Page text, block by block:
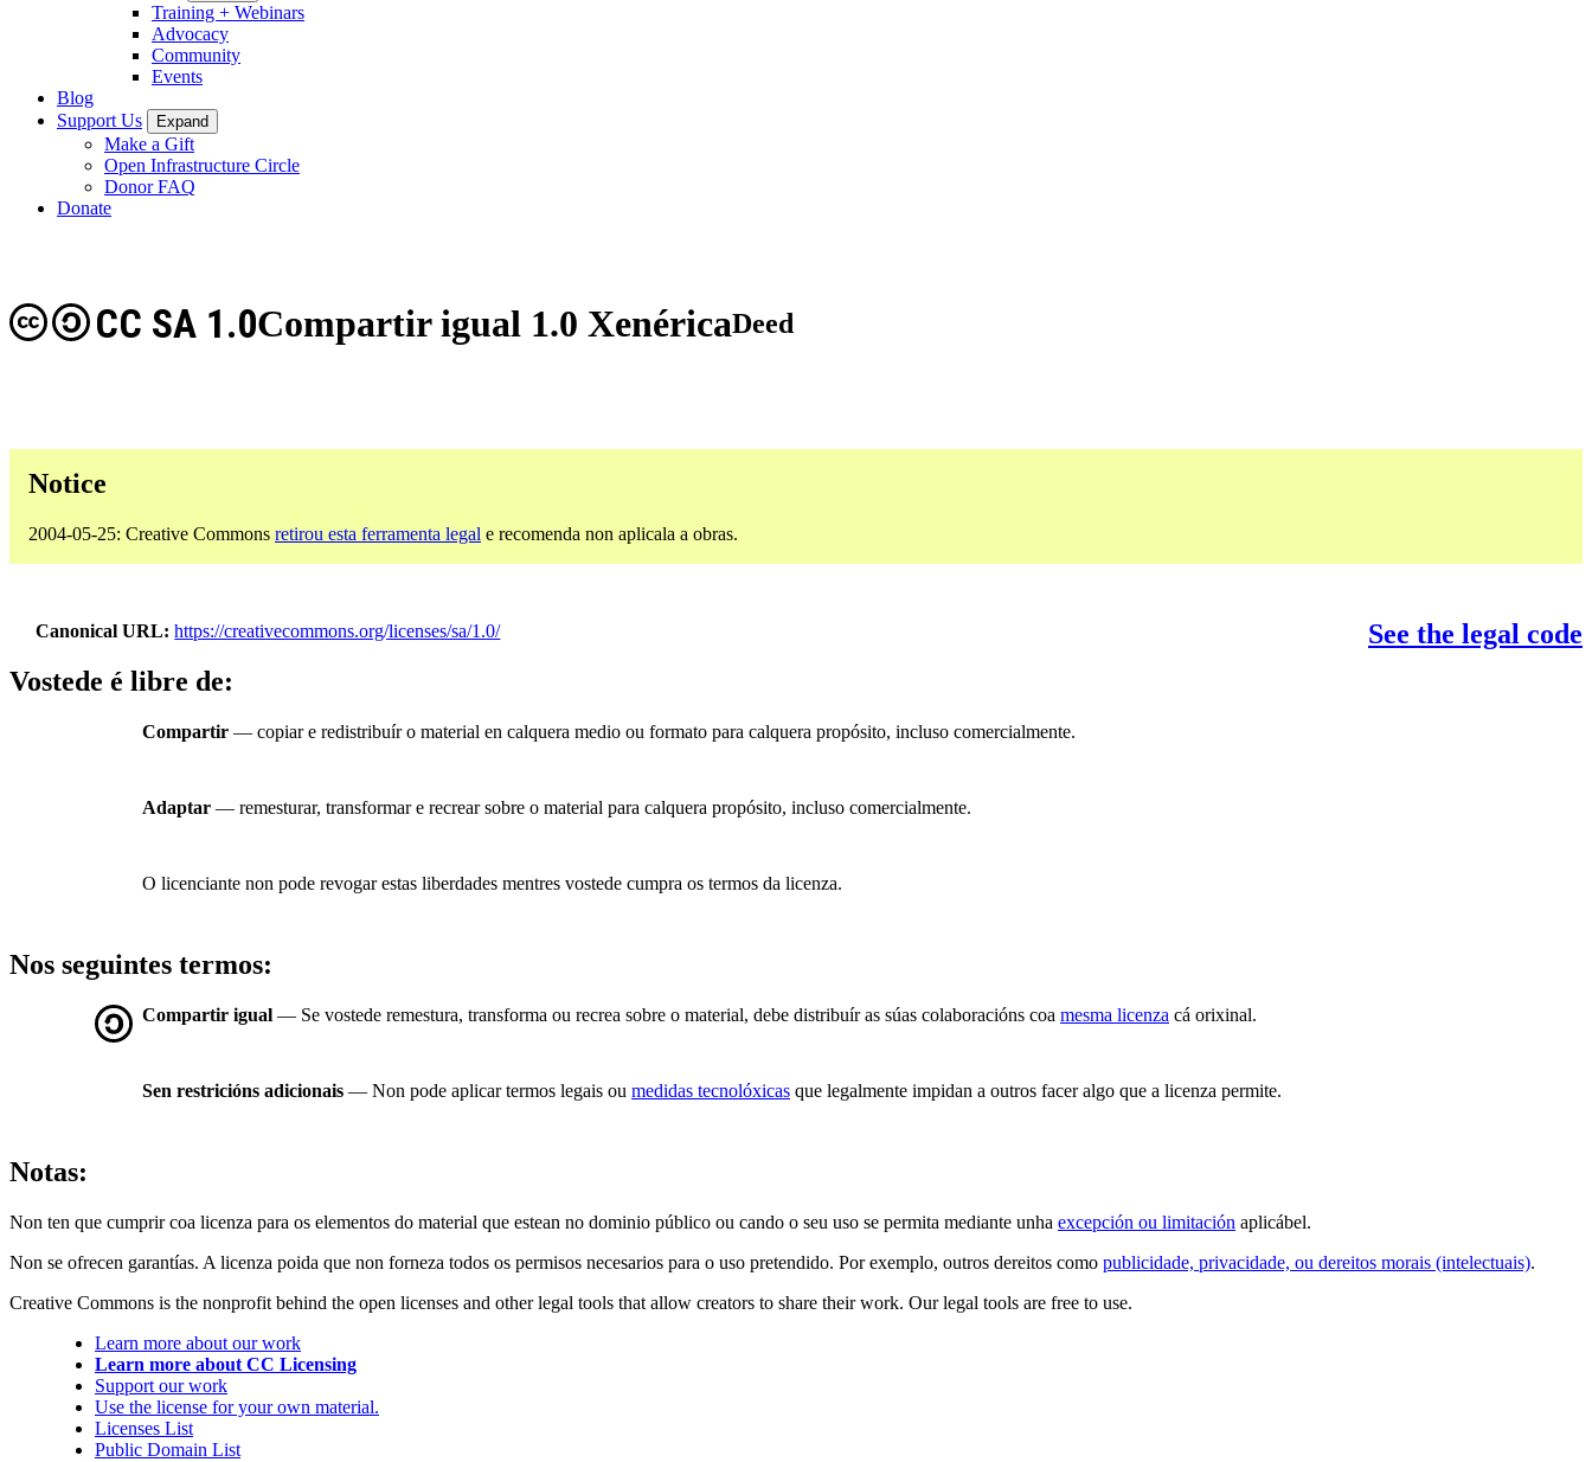
Training + Webinars
Advocacy
Community
Events
Blog
Support Us
Expand
Make a Gift
Open Infrastructure Circle
Donor FAQ
Donate
Compartir igual 1.0 Xenérica
CC SA 1.0 Deed
Notice
2004-05-25: Creative Commons retirou esta ferramenta legal e recomenda non aplicala a obras.
Canonical URL https://creativecommons.org/licenses/sa/1.0/
See the legal code
Vostede é libre de:
Compartir — copiar e redistribuír o material en calquera medio ou formato para calquera propósito, incluso comercialmente.
Adaptar — remesturar, transformar e recrear sobre o material para calquera propósito, incluso comercialmente.
O licenciante non pode revogar estas liberdades mentres vostede cumpra os termos da licenza.
Nos seguintes termos:
Compartir igual — Se vostede remestura, transforma ou recrea sobre o material, debe distribuír as súas colaboracións coa mesma licenza cá orixinal.
Sen restricións adicionais — Non pode aplicar termos legais ou medidas tecnolóxicas que legalmente impidan a outros facer algo que a licenza permite.
Notas:
Non ten que cumprir coa licenza para os elementos do material que estean no dominio público ou cando o seu uso se permita mediante unha excepción ou limitación aplicábel.
Non se ofrecen garantías. A licenza poida que non forneza todos os permisos necesarios para o uso pretendido. Por exemplo, outros dereitos como publicidade, privacidade, ou dereitos morais (intelectuais).
Creative Commons is the nonprofit behind the open licenses and other legal tools that allow creators to share their work. Our legal tools are free to use.
Learn more about our work
Learn more about CC Licensing
Support our work
Use the license for your own material.
Licenses List
Public Domain List